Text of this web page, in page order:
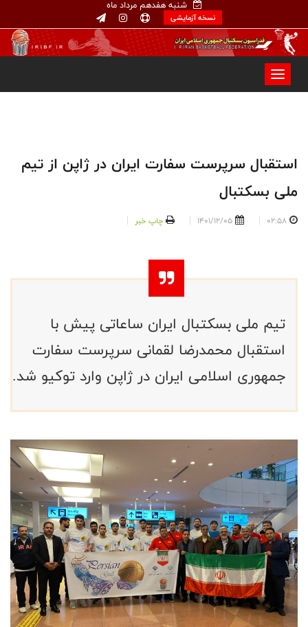
شنبه هفدهم مرداد ماه
نسخه آزمایشی
استقبال سرپرست سفارت ایران در ژاپن از تیم
ملی بسکتبال
02:58
1401/12/05 چاپ خبر
تیم ملی بسکتبال ایران ساعاتی پیش با
استقبال محمدرضا لقمانی سرپرست سفارت
جمهوری اسلامی ایران در ژاپن وارد توکیو شد.